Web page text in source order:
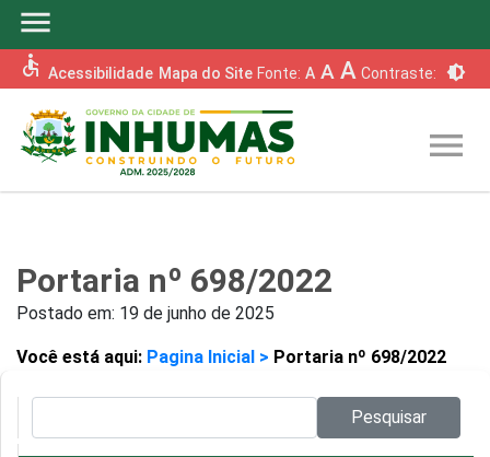
menu
accessible Acessibilidade Mapa do Site Fonte: A A A Contraste: brightness_6
menu
Portaria nº 698/2022
Postado em: 19 de junho de 2025
Você está aqui: Pagina Inicial > Portaria nº 698/2022
Pesquisar